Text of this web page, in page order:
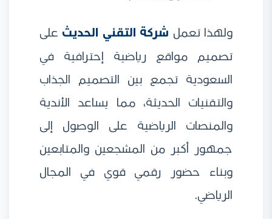
ولهذا تعمل شركة التقني الحديث على
تصميم مواقع رياضية إحترافية في
السعودية تجمع بين التصميم الجذاب
والتقنيات الحديثة، مما يساعد الأندية
والمنصات الرياضية على الوصول إلى
جمهور أكبر من المشجعين والمتابعين
وبناء حضور رقمي قوي في المجال
الرياضي.